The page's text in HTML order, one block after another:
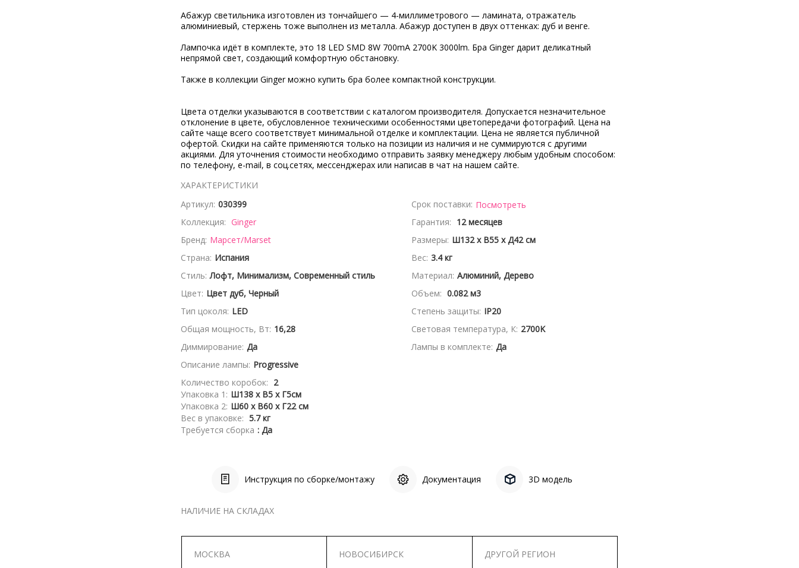
Абажур светильника изготовлен из тончайшего — 4-миллиметрового — ламината, отражатель
алюминиевый, стержень тоже выполнен из металла. Абажур доступен в двух оттенках: дуб и венге.
Лампочка идёт в комплекте, это 18 LED SMD 8W 700mA 2700K 3000lm. Бра Ginger дарит деликатный
непрямой свет, создающий комфортную обстановку.
Также в коллекции Ginger можно купить бра более компактной конструкции.
Цвета отделки указываются в соответствии с каталогом производителя. Допускается незначительное
отклонение в цвете, обусловленное техническими особенностями цветопередачи фотографий. Цена на
сайте чаще всего соответствует минимальной отделке и комплектации. Цена не является публичной
офертой. Скидки на сайте применяются только на позиции из наличия и не суммируются с другими
акциями. Для уточнения стоимости необходимо отправить заявку менеджеру любым удобным способом:
по телефону, e-mail, в соц.сетях, мессенджерах или написав в чат на нашем сайте.
ХАРАКТЕРИСТИКИ
Артикул: 030399 Срок поставки: Посмотреть
Коллекция: Ginger Гарантия: 12 месяцев
Бренд: Марсет/Marset Размеры: Ш132 x В55 x Д42 см
Страна: Испания Вес: 3.4 кг
Стиль: Лофт, Минимализм, Современный стиль Материал: Алюминий, Дерево
Цвет: Цвет дуб, Черный Объем: 0.082 м3
Тип цоколя: LED Степень защиты: IP20
Общая мощность, Вт: 16,28 Световая температура, К: 2700K
Диммирование: Да Лампы в комплекте: Да
Описание лампы: Progressive
Количество коробок: 2
Упаковка 1: Ш138 x В5 x Г5см
Упаковка 2: Ш60 x В60 x Г22 см
Вес в упаковке: 5.7 кг
Требуется сборка : Да
Инструкция по сборке/монтажу Документация 3D модель
НАЛИЧИЕ НА СКЛАДАХ
МОСКВА
НОВОСИБИРСК
ДРУГОЙ РЕГИОН